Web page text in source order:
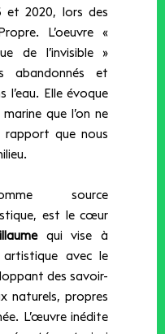
et 2020, lors des
L’oeuvre «
de l’invisible »
abandonnés et
l’eau. Elle évoque
marine que l’on ne
que nous
source
est le cœur
qui vise à
avec le
des savoir-
naturels, propres
L’œuvre inédite